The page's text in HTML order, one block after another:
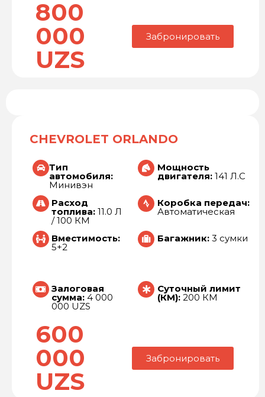
800
000
UZS
Забронировать
CHEVROLET ORLANDO
Тип
автомобиля:
Минивэн
Мощность
двигателя:141 Л.С
Расход
топлива: 11.0 Л
/ 100 КМ
Коробка передач:
Автоматическая
Вместимость:
5+2
Багажник:3 сумки
Залоговая
сумма: 4 000
000 UZS
Суточный лимит
(КМ):200 КМ
600
000
UZS
Забронировать